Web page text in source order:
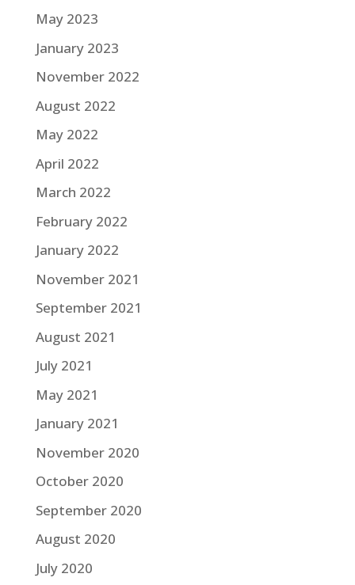
May 2023
January 2023
November 2022
August 2022
May 2022
April 2022
March 2022
February 2022
January 2022
November 2021
September 2021
August 2021
July 2021
May 2021
January 2021
November 2020
October 2020
September 2020
August 2020
July 2020